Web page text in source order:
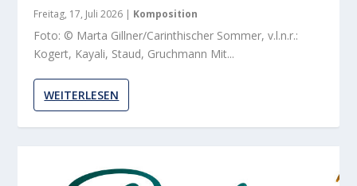
Freitag, 17, Juli 2026 | Komposition
Foto: © Marta Gillner/Carinthischer Sommer, v.l.n.r.:
Kogert, Kayali, Staud, Gruchmann Mit...
WEITERLESEN